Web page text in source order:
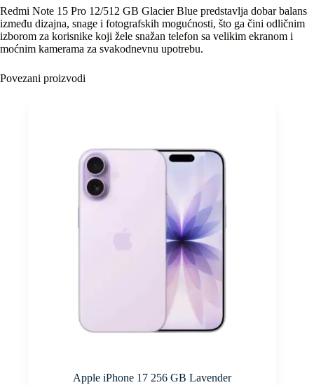
Redmi Note 15 Pro 12/512 GB Glacier Blue predstavlja dobar balans
između dizajna, snage i fotografskih mogućnosti, što ga čini odličnim
izborom za korisnike koji žele snažan telefon sa velikim ekranom i
moćnim kamerama za svakodnevnu upotrebu.
Povezani proizvodi
Apple iPhone 17 256 GB Lavender